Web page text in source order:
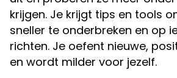
krijgen. Je krijgt tips en tools
sneller te onderbreken en op
richten. Je oefent nieuwe,
en wordt milder voor jezelf.